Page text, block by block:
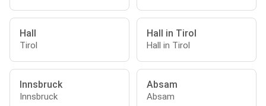
Hall
Tirol
Hall in Tirol
Hall in Tirol
Innsbruck
Innsbruck
Absam
Absam